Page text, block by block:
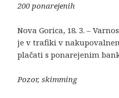
200 ponarejenih
Nova Gorica, 18. 3. –
je v trafiki v
plačati s ponarejenim
Pozor, skimming